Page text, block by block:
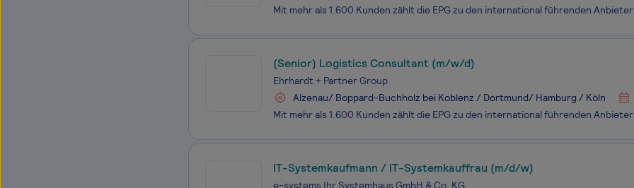
(Senior) Logistics Consultant (m/w/d)
Ehrhardt + Partner Group
Alzenau/ Boppard-Buchholz bei Koblenz / Dortmund/ Hamburg / Köln
IT-Systemkaufmann / IT-Systemkauffrau (m/d/w)
e-systems Ihr Systemhaus GmbH & Co. KG